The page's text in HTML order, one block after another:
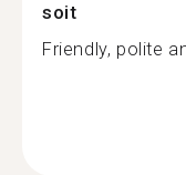
soit
Friendly, polite